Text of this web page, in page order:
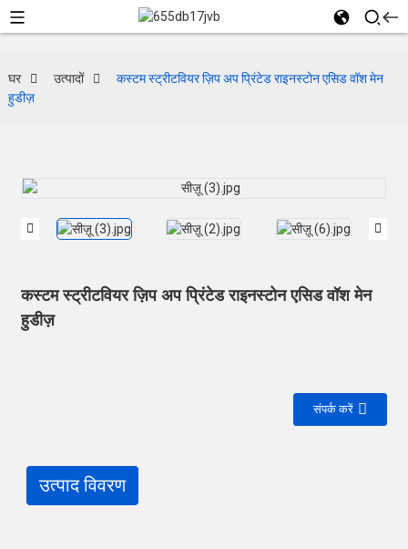
घर उत्पादों
कस्टम स्ट्रीटवियर ज़िप अप प्रिंटेड राइनस्टोन एसिड वॉश मेन
हुडीज़
कस्टम स्ट्रीटवियर ज़िप अप प्रिंटेड राइनस्टोन एसिड वॉश मेन
हुडीज़
संपर्क करें
उत्पाद विवरण